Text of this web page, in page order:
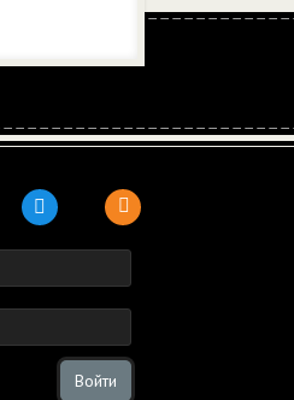
Войти